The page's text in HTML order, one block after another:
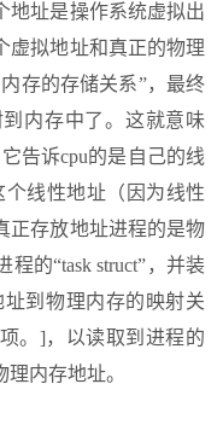
地址是操作系统虚拟出
虚拟地址和真正的物理
存的存储关系”，最终
内存中了。这就意味
告诉cpu的是自己的线
线性地址（因为线性
正存放地址进程的是物
的“task struct”，并装
址到物理内存的映射关
。]，以读取到进程的
内存地址。